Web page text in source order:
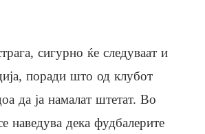
сигурно ќе следуваат и
поради што од клубот
да ја намалат штетат. Во
наведува дека фудбалерите